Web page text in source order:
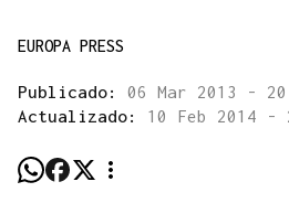
EUROPA PRESS
Publicado: 06 Mar 2013 -
Actualizado: 10 Feb 2014 -